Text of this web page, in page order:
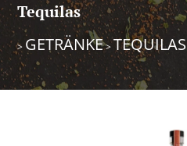
Tequilas
> GETRÄNKE>TEQUILAS